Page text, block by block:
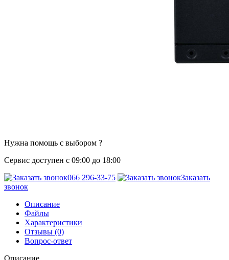
Нужна помощь с выбором ?
Сервис доступен с 09:00 до 18:00
066 296-33-75
Заказать
звонок
Описание
Файлы
Характеристики
Отзывы (0)
Вопрос-ответ
Описание